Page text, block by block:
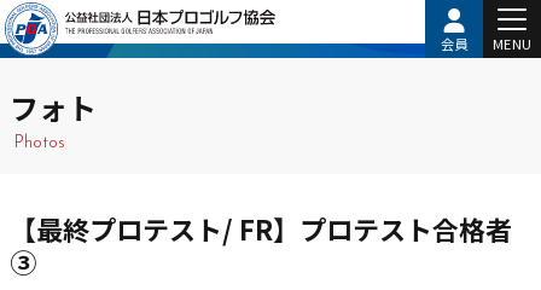
会員 MENU
フォト
Photos
【最終プロテスト/ FR】プロテスト合格者
③